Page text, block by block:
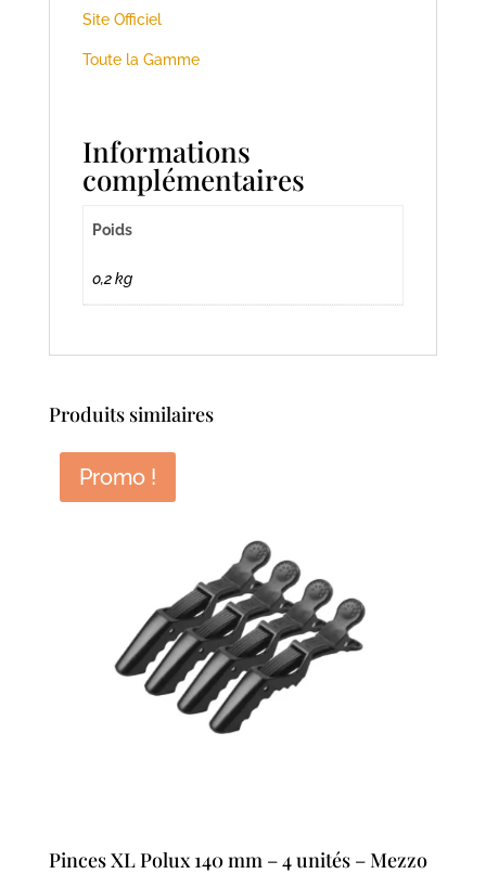
Site Officiel
Toute la Gamme
Informations
complémentaires
Poids
0,2 kg
Produits similaires
Promo !
Pinces XL Polux 140 mm – 4 unités – Mezzo